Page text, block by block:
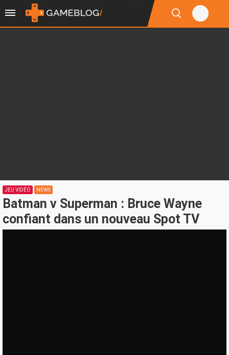
JEU VIDÉO NEWS
Batman v Superman : Bruce Wayne
confiant dans un nouveau Spot TV